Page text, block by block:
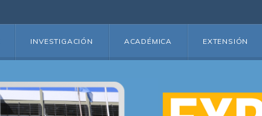
INVESTIGACIÓN ACADÉMICA EXTENSIÓN